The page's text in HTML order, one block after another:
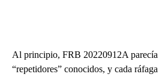
Al principio, FRB 20220912A parecía
“repetidores” conocidos, y cada